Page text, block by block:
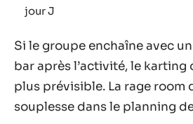
jour J
Si le groupe enchaîne avec
bar après l’activité, le karting
plus prévisible. La rage room
souplesse dans le planning